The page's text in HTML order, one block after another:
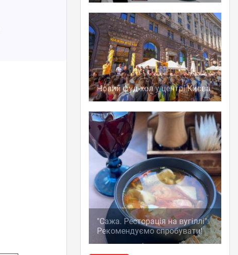
Новий фуд-хол у центрі Києва
"Сажа. Ресторація на вугіллі":
Рекомендуємо спробувати!